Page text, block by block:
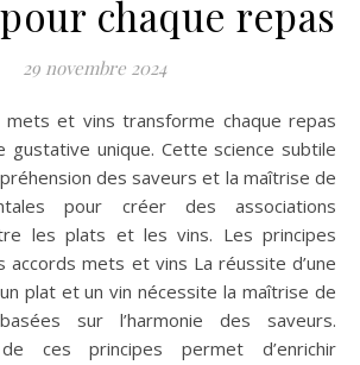
chaque repas
29 novembre 2024
gustative unique. Cette science subtile
des saveurs et la maîtrise de
pour créer des associations
les plats et les vins. Les principes
accords mets et vins La réussite d’une
plat et un vin nécessite la maîtrise de
sur l’harmonie des saveurs.
de ces principes permet d’enrichir